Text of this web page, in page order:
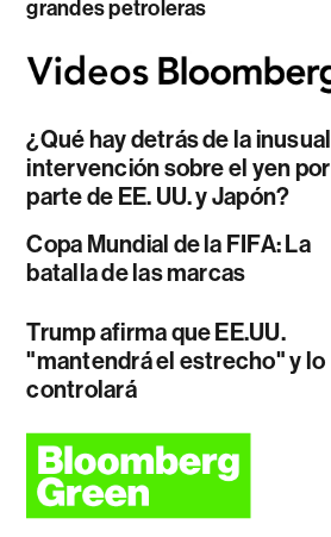
grandes petroleras
¿Qué hay detrás de la inusual
intervención sobre el yen por
parte de EE. UU. y Japón?
Copa Mundial de la FIFA: La
batalla de las marcas
Trump afirma que EE.UU.
"mantendrá el estrecho" y lo
controlará